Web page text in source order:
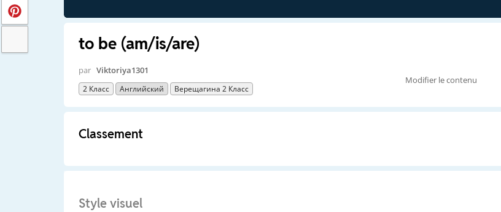
to be (am/is/are)
par Viktoriya1301
2 Класс Английский Верещагина 2 Класс
Modifier le contenu
Classement
Style visuel